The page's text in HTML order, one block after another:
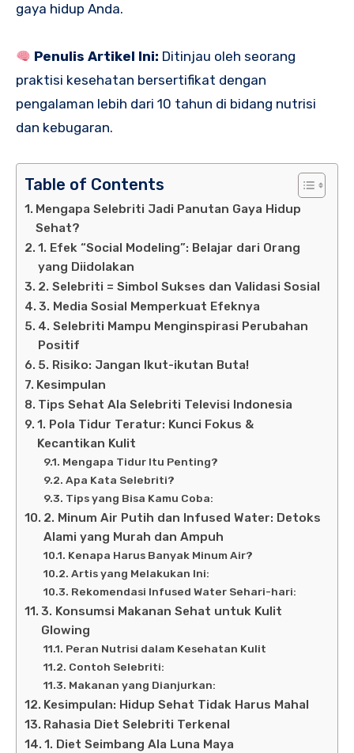
gaya hidup Anda.
Penulis Artikel Ini: Ditinjau oleh seorang
praktisi kesehatan bersertifikat dengan
pengalaman lebih dari 10 tahun di bidang nutrisi
dan kebugaran.
Table of Contents
Mengapa Selebriti Jadi Panutan Gaya Hidup
Sehat?
1. Efek “Social Modeling”: Belajar dari Orang
yang Diidolakan
2. Selebriti = Simbol Sukses dan Validasi Sosial
3. Media Sosial Memperkuat Efeknya
4. Selebriti Mampu Menginspirasi Perubahan
Positif
5. Risiko: Jangan Ikut-ikutan Buta!
Kesimpulan
Tips Sehat Ala Selebriti Televisi Indonesia
1. Pola Tidur Teratur: Kunci Fokus &
Kecantikan Kulit
Mengapa Tidur Itu Penting?
Apa Kata Selebriti?
Tips yang Bisa Kamu Coba:
2. Minum Air Putih dan Infused Water: Detoks
Alami yang Murah dan Ampuh
Kenapa Harus Banyak Minum Air?
Artis yang Melakukan Ini:
Rekomendasi Infused Water Sehari-hari:
3. Konsumsi Makanan Sehat untuk Kulit
Glowing
Peran Nutrisi dalam Kesehatan Kulit
Contoh Selebriti:
Makanan yang Dianjurkan:
Kesimpulan: Hidup Sehat Tidak Harus Mahal
Rahasia Diet Selebriti Terkenal
1. Diet Seimbang Ala Luna Maya